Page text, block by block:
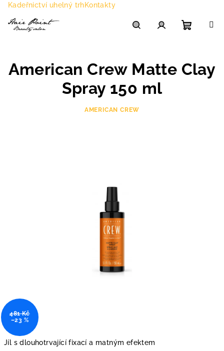
Přejít
obsah
Kadeřnictví uhelný trhKontakty
košík
Jíl s dlouhotrvající fixací a matným efektem
American Crew Matte Clay
Spray 150 ml
AMERICAN CREW
481 Kč
–23 %